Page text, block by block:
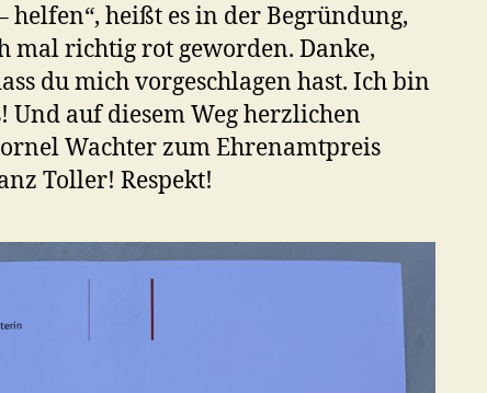
helfen“, heißt es in der Begründung,
mal richtig rot geworden. Danke,
du mich vorgeschlagen hast. Ich bin
auf diesem Weg herzlichen
Wachter zum Ehrenamtpreis
Toller! Respekt!